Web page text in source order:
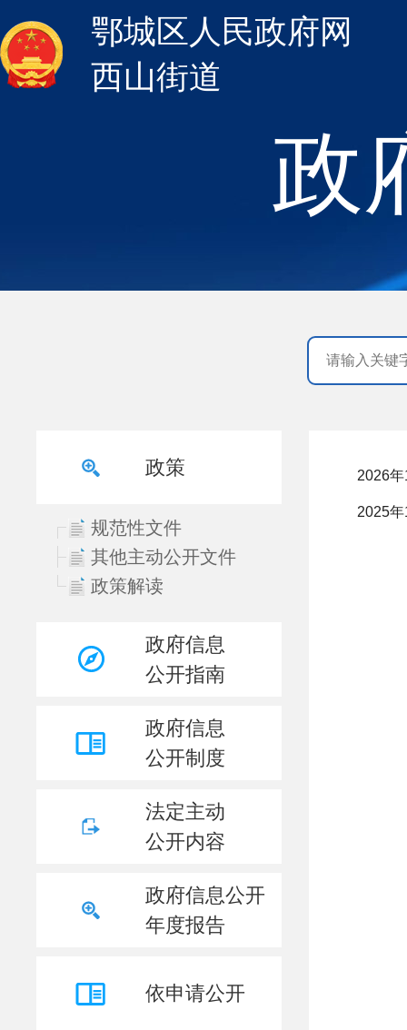
政
鄂城区人民政府网
西山街道
政策
规范性文件
其他主动公开文件
政策解读
政府信息
公开指南
政府信息
公开制度
法定主动
公开内容
政府信息公开
年度报告
依申请公开